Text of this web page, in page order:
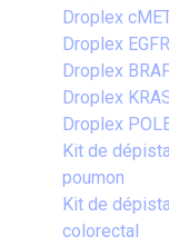
Droplex
Droplex
Droplex
Droplex
Droplex
Kit de
poumon
Kit de
colorectal